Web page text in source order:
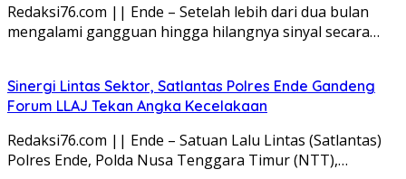
Redaksi76.com || Ende – Setelah lebih dari dua bulan
mengalami gangguan hingga hilangnya sinyal secara…
Sinergi Lintas Sektor, Satlantas Polres Ende Gandeng
Forum LLAJ Tekan Angka Kecelakaan
Redaksi76.com || Ende – Satuan Lalu Lintas (Satlantas)
Polres Ende, Polda Nusa Tenggara Timur (NTT),…